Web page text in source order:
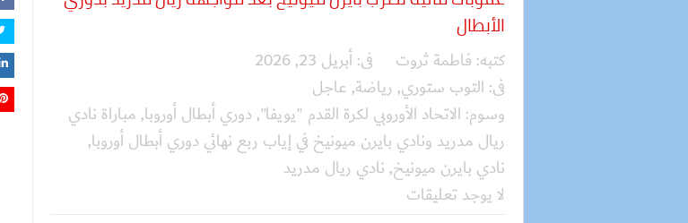
الأبطال
كتبه: فاطمة ثروت فى:أبريل 23, 2026
فى: التوب ستوري, رياضة, عاجل
وسوم: الاتحاد الأوروبي لكرة القدم "يويفا", دوري أبطال أوروبا, مباراة نادي
ريال مدريد ونادي بايرن ميونيخ في إياب ربع نهائي دوري أبطال أوروبا,
نادي بايرن ميونيخ, نادي ريال مدريد
لا يوجد تعليقات